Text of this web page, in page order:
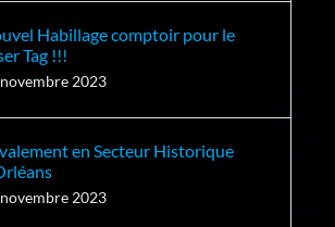
Habillage comptoir pour le
Tag !!!
2023
en Secteur Historique
2023